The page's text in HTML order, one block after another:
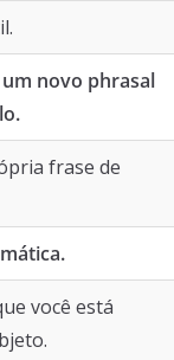
novo phrasal
frase de
você está